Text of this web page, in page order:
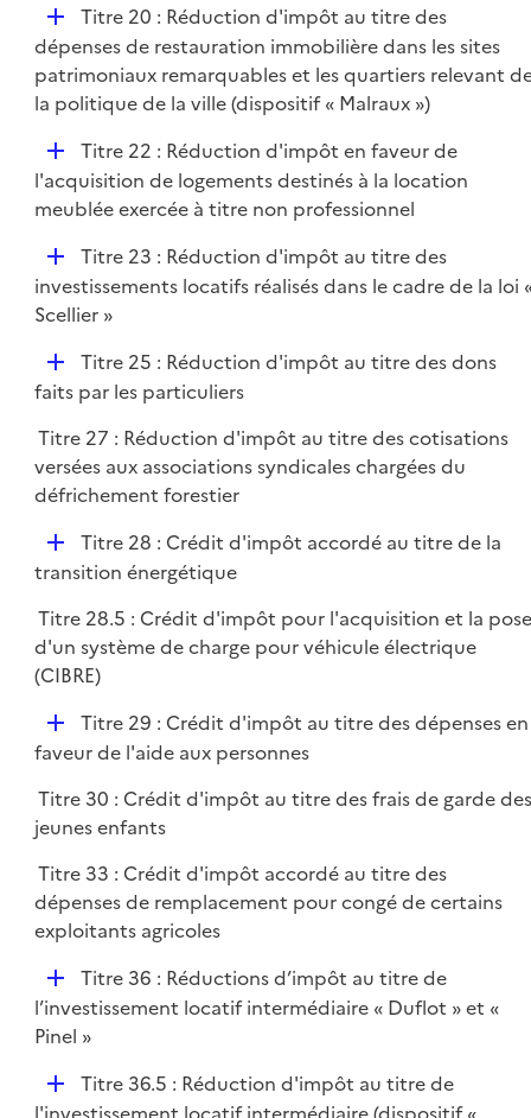
D
é
p
l
r
Titre 20 : Réduction d'impôt au titre des
dépenses de restauration immobilière dans les sites
patrimoniaux remarquables et les quartiers relevant
la politique de la ville (dispositif « Malraux »)
D
é
p
e
r
Titre 22 : Réduction d'impôt en faveur de
l'acquisition de logements destinés à la location
meublée exercée à titre non professionnel
D
é
p
e
Titre 23 : Réduction d'impôt au titre des
investissements locatifs réalisés dans le cadre de la loi
Scellier »
D
é
l
i
e
Titre 25 : Réduction d'impôt au titre des dons
faits par les particuliers
Titre 27 : Réduction d'impôt au titre des cotisations
versées aux associations syndicales chargées du
défrichement forestier
D
é
l
i
e
Titre 28 : Crédit d'impôt accordé au titre de la
transition énergétique
Titre 28.5 : Crédit d'impôt pour l'acquisition et la
d'un système de charge pour véhicule électrique
(CIBRE)
D
é
l
i
e
r
Titre 29 : Crédit d'impôt au titre des dépenses en
faveur de l'aide aux personnes
Titre 30 : Crédit d'impôt au titre des frais de garde
jeunes enfants
Titre 33 : Crédit d'impôt accordé au titre des
dépenses de remplacement pour congé de certains
exploitants agricoles
D
é
p
Titre 36 : Réductions d’impôt au titre de
l’investissement locatif intermédiaire « Duflot » et «
Pinel »
D
é
Titre 36.5 : Réduction d'impôt au titre de